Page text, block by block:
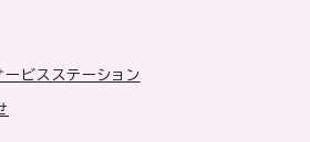
ービスステーション